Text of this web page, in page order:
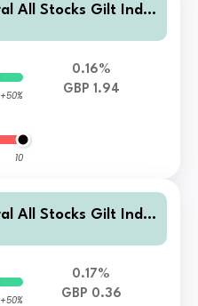
All Stocks Gilt Inde
+50%
10
0.16%
GBP 1.94
All Stocks Gilt Inde
+50%
0.17%
GBP 0.36